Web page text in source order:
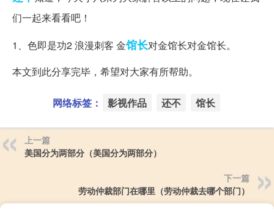
们一起来看看吧！
1、色即是功2 浪漫刺客 金馆长对金馆长对金馆长。
本文到此分享完毕，希望对大家有所帮助。
网络标签： 影视作品 还不 馆长
上一篇
美国分为两部分（美国分为两部分）
下一篇
劳动仲裁部门在哪里（劳动仲裁去哪个部门）